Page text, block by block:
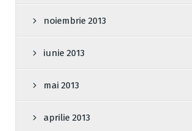
noiembrie 2013
iunie 2013
mai 2013
aprilie 2013